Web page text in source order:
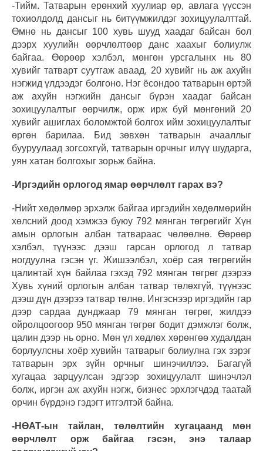
-Тийм. Татварын ерөнхий хуулиар өр, авлага үүссэн
тохиолдолд дансыг нь битүүмжилдэг зохицуулалттай.
Өмнө нь дансыг 100 хувь шууд хаадаг байсан бол
дээрх хуулийн өөрчлөлтөөр данс хаахыг болиулж
байгаа. Өөрөөр хэлбэл, мөнгөн урсгалынх нь 80
хувийг татварт суутгаж аваад, 20 хувийг нь аж ахуйн
нэгжид үлдээдэг болгоно. Нэг ёсондоо татварын өртэй
аж ахуйн нэгжийн дансыг бүрэн хаадаг байсан
зохицуулалтыг өөрчилж, орж ирж буй мөнгөний 20
хувийг ашиглах боломжтой болгох ийм зохицуулалтыг
өргөн барилаа. Бид зөвхөн татварын ачааллыг
бууруулаад зогсохгүй, татварын орчныг илүү шударга,
уян хатан болгохыг зорьж байна.
-Иргэдийн орлогод ямар өөрчлөлт гарах вэ?
-Нийт хөдөлмөр эрхэлж байгаа иргэдийн хөдөлмөрийн
хөлсний доод хэмжээ буюу 792 мянган төгрөгийг Хүн
амын орлогын албан татвараас чөлөөлнө. Өөрөөр
хэлбэл, түүнээс дээш гарсан орлогод л татвар
ногдуулна гэсэн үг. Жишээлбэл, хоёр сая төгрөгийн
цалинтай хүн байлаа гэхэд 792 мянган төгрөг дээрээ
Хувь хүний орлогын албан татвар төлөхгүй, түүнээс
дээш дүн дээрээ татвар төлнө. Ингэснээр иргэдийн гар
дээр сардаа дунджаар 79 мянган төгрөг, жилдээ
ойролцоогоор 950 мянган төгрөг бодит дэмжлэг болж,
цалин дээр нь орно. Мөн үл хөдлөх хөрөнгөө худалдан
борлуулсны хоёр хувийн татварыг болиулна гэх зэрэг
татварын эрх зүйн орчныг шинэчиллээ. Багагүй
хугацаа зарцуулсан эдгээр зохицуулалт шинэчлэл
болж, иргэн аж ахуйн нэгж, бизнес эрхлэгчдэд таатай
орчин бүрдэнэ гэдэгт итгэлтэй байна.
-НӨАТ-ын тайлан, төлөлтийн хугацаанд мөн
өөрчлөлт орж байгаа гэсэн, энэ талаар